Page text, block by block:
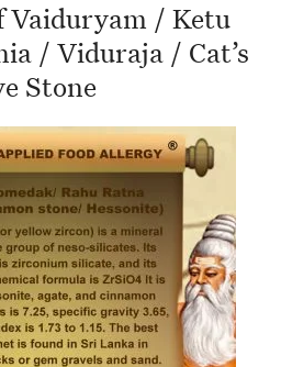
Vaiduryam / Ketu
/ Viduraja / Cat’s
Stone